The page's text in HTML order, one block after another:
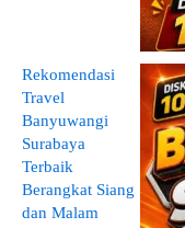
Rekomendasi
Travel
Banyuwangi
Surabaya
Terbaik
Berangkat Siang
dan Malam